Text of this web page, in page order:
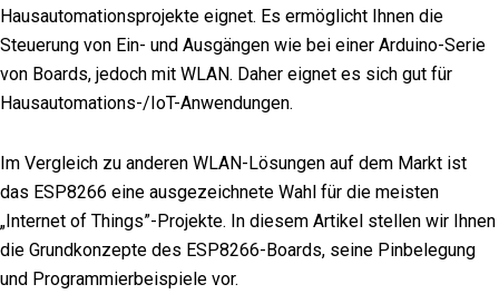
Hausautomationsprojekte eignet. Es ermöglicht Ihnen die
Steuerung von Ein- und Ausgängen wie bei einer Arduino-Serie
von Boards, jedoch mit WLAN. Daher eignet es sich gut für
Hausautomations-/IoT-Anwendungen.
Im Vergleich zu anderen WLAN-Lösungen auf dem Markt ist
das ESP8266 eine ausgezeichnete Wahl für die meisten
„Internet of Things”-Projekte. In diesem Artikel stellen wir Ihnen
die Grundkonzepte des ESP8266-Boards, seine Pinbelegung
und Programmierbeispiele vor.